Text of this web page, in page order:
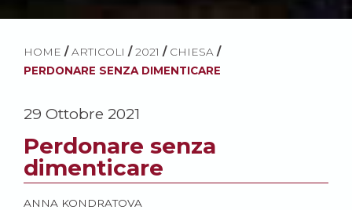
HOME / ARTICOLI / 2021 / CHIESA /
PERDONARE SENZA DIMENTICARE
29 Ottobre 2021
Perdonare senza
dimenticare
ANNA KONDRATOVA